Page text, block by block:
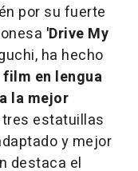
por su fuerte
'Drive My
ha hecho
en lengua
la mejor
estatuillas
y mejor
destaca el